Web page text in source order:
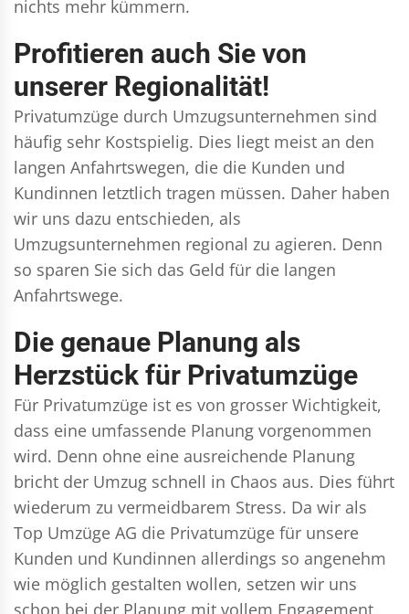
nichts mehr kümmern.
Profitieren auch Sie von
unserer Regionalität!
Privatumzüge durch Umzugsunternehmen sind
häufig sehr Kostspielig. Dies liegt meist an den
langen Anfahrtswegen, die die Kunden und
Kundinnen letztlich tragen müssen. Daher haben
wir uns dazu entschieden, als
Umzugsunternehmen regional zu agieren. Denn
so sparen Sie sich das Geld für die langen
Anfahrtswege.
Die genaue Planung als
Herzstück für Privatumzüge
Für Privatumzüge ist es von grosser Wichtigkeit,
dass eine umfassende Planung vorgenommen
wird. Denn ohne eine ausreichende Planung
bricht der Umzug schnell in Chaos aus. Dies führt
wiederum zu vermeidbarem Stress. Da wir als
Top Umzüge AG die Privatumzüge für unsere
Kunden und Kundinnen allerdings so angenehm
wie möglich gestalten wollen, setzen wir uns
schon bei der Planung mit vollem Engagement